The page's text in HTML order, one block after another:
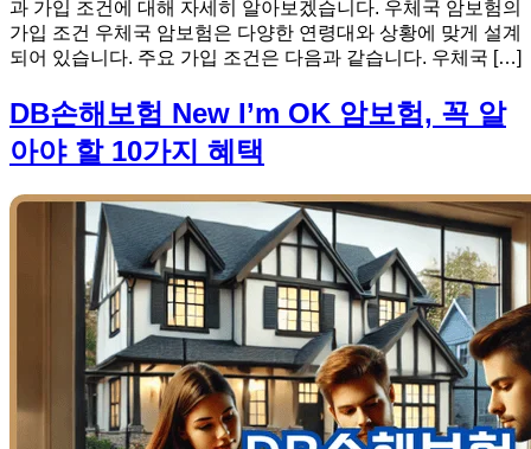
과 가입 조건에 대해 자세히 알아보겠습니다. 우체국 암보험의
가입 조건 우체국 암보험은 다양한 연령대와 상황에 맞게 설계
되어 있습니다. 주요 가입 조건은 다음과 같습니다. 우체국 […]
DB손해보험 New I’m OK 암보험, 꼭 알
아야 할 10가지 혜택